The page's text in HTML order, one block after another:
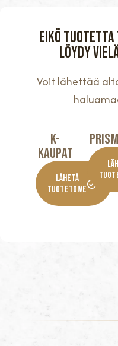
Eikö tuotetta
löydy
Voit lähettää
K-
KaupaT
Lähetä
Tuotetoive